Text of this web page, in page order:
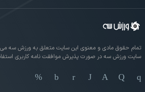
تمام حقوق مادی و معنوی این سایت متعلق به ورزش سه می
سایت ورزش سه در صورت پذیرش موافقت نامه کاربری